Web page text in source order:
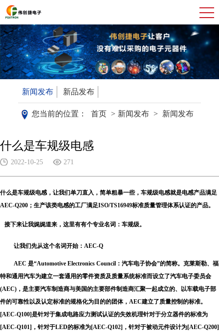
新闻发布 新品发布
您当前的位置： 首页 > 新闻发布 > 新闻发布
什么是车规级电感
2022-10-25 271
什么是车规级电感，让我们单刀直入，简单粗暴一些，车规级电感就是电感产品满足
AEC-Q200；生产该类电感的工厂满足ISO/TS16949标准质量管理体系认证的产品。
接下来让我娓娓道来， 这里有有个专业名词：车规级。
让我们先从这个名词开始：AEC-Q
AEC 是“Automotive Electronics Council：汽车电子协会”的简称。克莱斯勒、福
特和通用汽车为建立一套通用的零件资质及质量系统标准而设立了汽车电子委员会
(AEC)，是主要汽车制造商与美国的主要部件制造商汇聚一起成立的、以车载电子部
件的可靠性以及认定标准的规格化为目的的团体，AEC建立了质量控制的标准。
[AEC-Q100]是针对于集成电路应力测试认证的失效机理针对于分立器件的标准为
[AEC-Q101]，针对于LED的标准为[AEC-Q102]，针对于被动元件设计为[AEC-Q200]